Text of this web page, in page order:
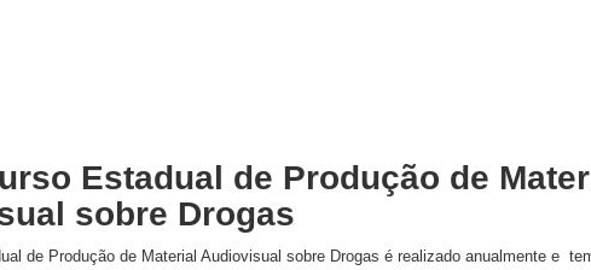
Estadual de Produção de
sobre Drogas
de Produção de Material Audiovisual sobre Drogas é realizado anualmente e